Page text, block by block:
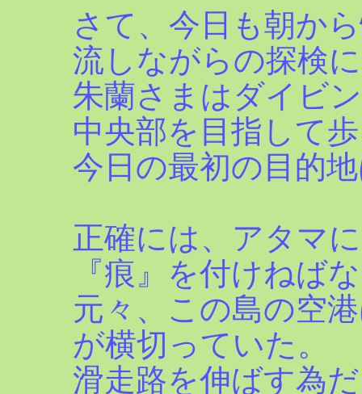
さて、今日も朝か
流しながらの探検
朱蘭さまはダイビ
中央部を目指して
今日の最初の目的
正確には、アタマ
『痕』を付けねば
元々、この島の空
が横切っていた。
滑走路を伸ばす為